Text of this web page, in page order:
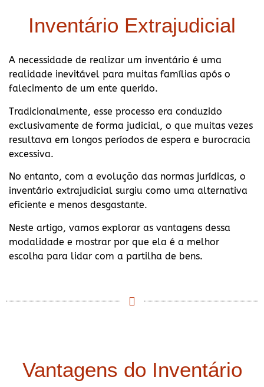
Inventário Extrajudicial
A necessidade de realizar um inventário é uma
realidade inevitável para muitas famílias após o
falecimento de um ente querido.
Tradicionalmente, esse processo era conduzido
exclusivamente de forma judicial, o que muitas vezes
resultava em longos períodos de espera e burocracia
excessiva.
No entanto, com a evolução das normas jurídicas, o
inventário extrajudicial surgiu como uma alternativa
eficiente e menos desgastante.
Neste artigo, vamos explorar as vantagens dessa
modalidade e mostrar por que ela é a melhor
escolha para lidar com a partilha de bens.
Vantagens do Inventário